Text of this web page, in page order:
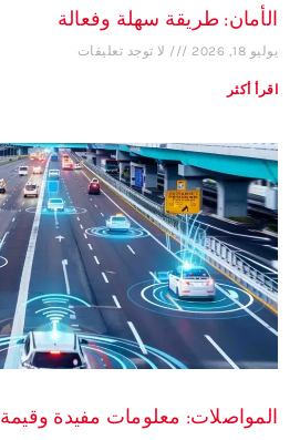
الأمان: طريقة سهلة وفعالة
يوليو 18, 2026 لا توجد تعليقات
اقرأ أكثر
المواصلات: معلومات مفيدة وقيمة